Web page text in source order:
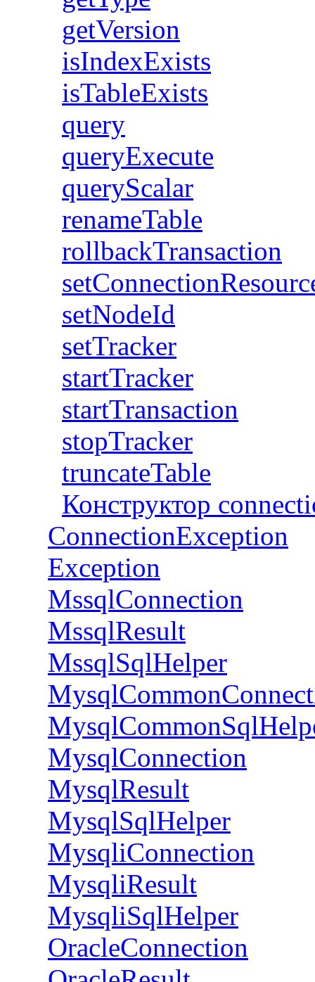
getVersion
isIndexExists
isTableExists
query
queryExecute
queryScalar
renameTable
rollbackTransaction
setNodeId
setTracker
startTracker
startTransaction
stopTracker
truncateTable
Конструктор
ConnectionException
Exception
MssqlConnection
MssqlResult
MssqlSqlHelper
MysqlConnection
MysqlResult
MysqlSqlHelper
MysqliConnection
MysqliResult
MysqliSqlHelper
OracleConnection